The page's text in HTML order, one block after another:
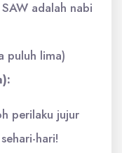
adalah nabi
puluh lima)
perilaku jujur
hari!